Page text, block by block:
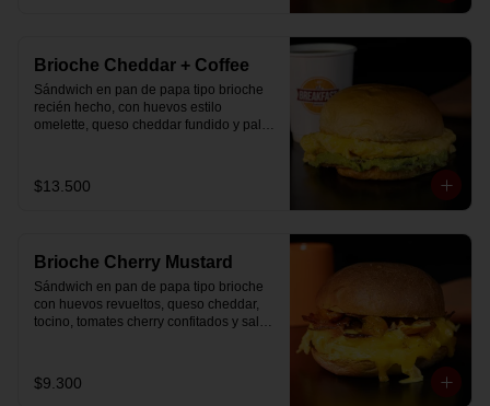
Brioche Cheddar + Coffee
Sándwich en pan de papa tipo brioche
recién hecho, con huevos estilo
omelette, queso cheddar fundido y palta,
Se envía en bolsa delivery.
$13.500
Brioche Cherry Mustard
Sándwich en pan de papa tipo brioche
con huevos revueltos, queso cheddar,
tocino, tomates cherry confitados y salsa
$9.300